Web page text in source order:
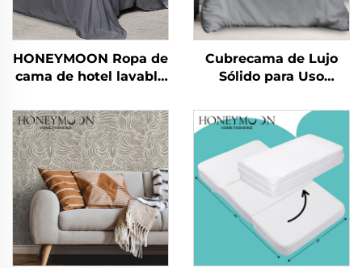
HONEYMOON Ropa de
cama de hotel lavable
% bambú en sateén 4
piezas refrescante
suave y sedosa
tamaño queen diseño
exclusivo
Cubrecama de Lujo
Sólido para Uso
Algodón Lavado de
Alta Calidad y
Transpirable